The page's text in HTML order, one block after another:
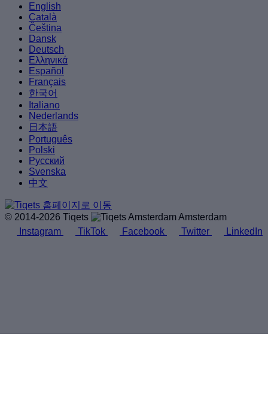
English
Català
Čeština
Dansk
Deutsch
Ελληνικά
Español
Français
한국어
Italiano
Nederlands
日本語
Português
Polski
Русский
Svenska
中文
© 2014-2026 Tiqets
Amsterdam
Instagram
TikTok Facebook Twitter LinkedIn